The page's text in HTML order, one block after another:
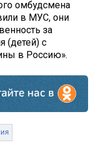
омбудсмена
в МУС, они
за
(детей) с
в Россию».